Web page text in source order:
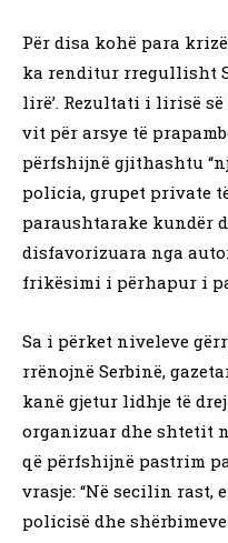
Për disa kohë para
ka renditur rregullisht
lirë’. Rezultati i lirisë së
vit për arsye të
përfshijnë gjithashtu
policia, grupet private
paraushtarake kundër
disfavorizuara nga
frikësimi i përhapur i
Sa i përket niveleve
rrënojnë Serbinë,
kanë gjetur lidhje të
organizuar dhe shtetit
që përfshijnë pastrim
vrasje: “Në secilin rast,
policisë dhe